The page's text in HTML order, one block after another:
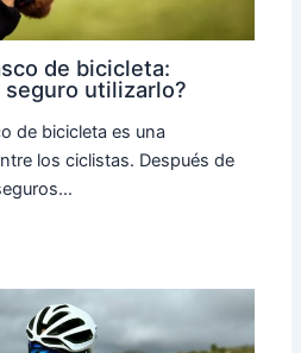
de bicicleta:
seguro utilizarlo?
de bicicleta es una
los ciclistas. Después de